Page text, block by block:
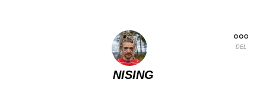
DEL
NISING